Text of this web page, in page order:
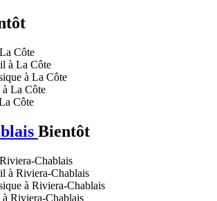
Côte
à La Côte
à La Côte
à La Côte
Côte
Bientôt
Chablais
à Riviera-Chablais
à Riviera-Chablais
à Riviera-Chablais